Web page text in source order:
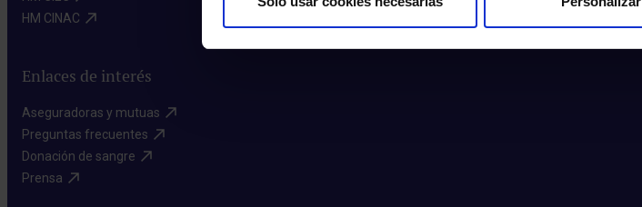
HM CINAC​
Enlaces de interés
Aseguradoras y mutuas​
Preguntas frecuentes​
Donación de sangre​
Prensa​